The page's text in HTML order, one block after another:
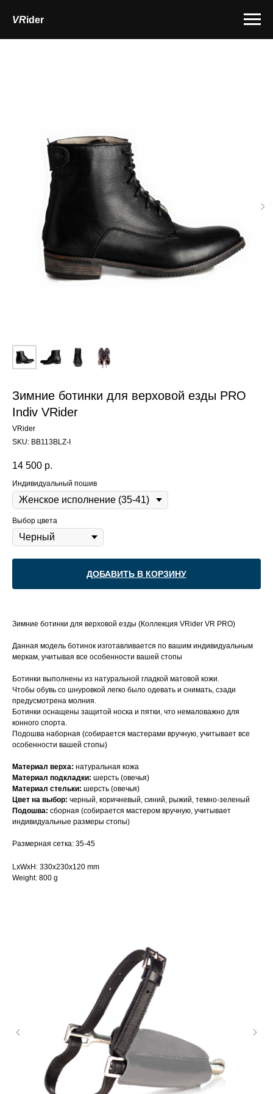
VRider
Зимние ботинки для верховой езды PRO
Indiv VRider
VRider
SKU: BB113BLZ-I
14 500 р.
Индивидуальный пошив
Выбор цвета
ДОБАВИТЬ В КОРЗИНУ
Зимние ботинки для верховой езды (Коллекция VRider VR PRO)
Данная модель ботинок изготавливается по вашим индивидуальным
меркам, учитывая все особенности вашей стопы
Ботинки выполнены из натуральной гладкой матовой кожи.
Чтобы обувь со шнуровкой легко было одевать и снимать, сзади
предусмотрена молния.
Ботинки оснащены защитой носка и пятки, что немаловажно для
конного спорта.
Подошва наборная (собирается мастерами вручную, учитывает все
особенности вашей стопы)
Материал верха: натуральная кожа
Материал подкладки: шерсть (овечья)
Материал стельки: шерсть (овечья)
Цвет на выбор: черный, коричневый, синий, рыжий, темно-зеленый
Подошва: сборная (собирается мастером вручную, учитывает
индивидуальные размеры стопы)
Размерная сетка: 35-45
LxWxH: 330x230x120 mm
Weight: 800 g